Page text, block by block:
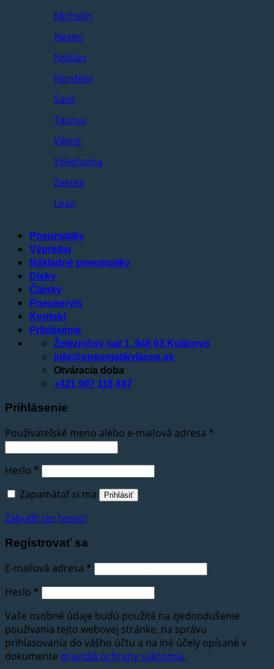
Michelin
Nexen
Nokian
Nordexx
Sava
Taurus
Viking
Yokohama
Zeetex
Leao
Pneumatiky
Výpredaj
Nákladné pneumatiky
Disky
Články
Pneuservis
Kontakt
Prihlásenie
Železničný rad 1, 946 03 Kolárovo
info@pneumatikylacne.sk
Otváracia doba
+421 907 118 847
Prihlásenie
Používateľské meno alebo e-mailová adresa *
Heslo *
Zapamätať si ma
Prihlásiť
Zabudli ste heslo?
Registrovať sa
E-mailová adresa *
Heslo *
Vaše osobné údaje budú použité na zjednodušenie
používania tejto webovej stránke, na správu
prihlasovania do vášho účtu a na iné účely opísané v
dokumente pravidlá ochrany súkromia.